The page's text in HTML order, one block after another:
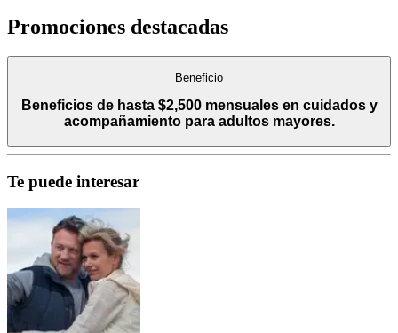
Promociones destacadas
Beneficio
Beneficios de hasta $2,500 mensuales en cuidados y
acompañamiento para adultos mayores.
Te puede interesar